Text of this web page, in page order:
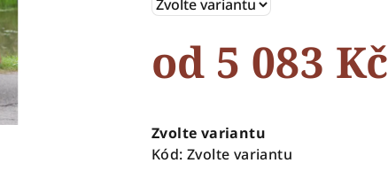
5
od 5 083 Kč
cena:
Zvolte variantu
Kód: Zvolte variantu